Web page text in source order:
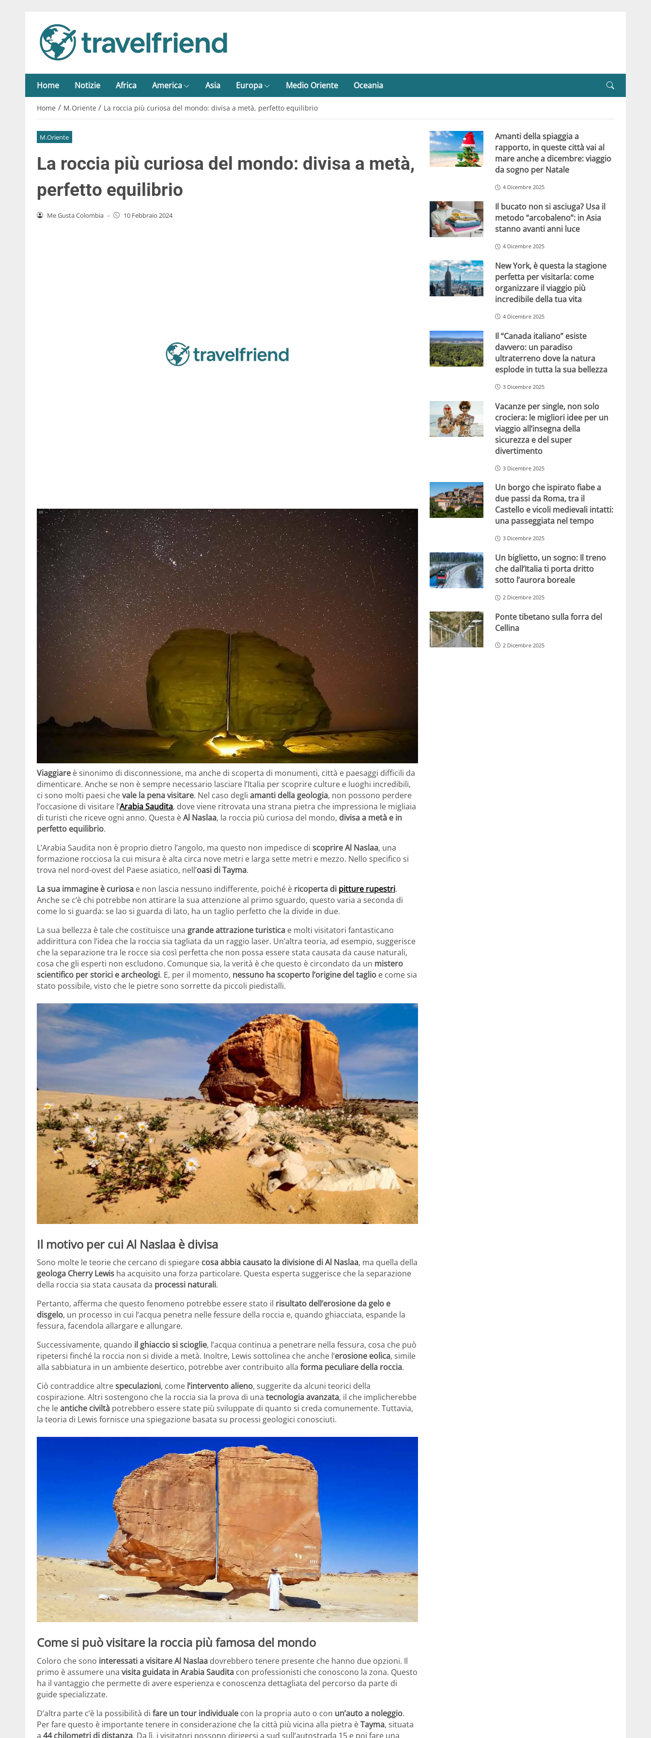
Home Notizie Africa America Asia Europa Medio Oriente Oceania
Home / M.Oriente / La roccia più curiosa del mondo: divisa a metà, perfetto equilibrio
M.Oriente
La roccia più curiosa del mondo: divisa a metà,
perfetto equilibrio
Me Gusta Colombia - 10 Febbraio 2024
Viaggiare è sinonimo di disconnessione, ma anche di scoperta di monumenti, città e paesaggi difficili da
dimenticare. Anche se non è sempre necessario lasciare l’Italia per scoprire culture e luoghi incredibili,
ci sono molti paesi chevale la pena visitare. Nel caso degli amanti della geologia, non possono perdere
l’occasione di visitare l’Arabia Saudita, dove viene ritrovata una strana pietra che impressiona le migliaia
di turisti che riceve ogni anno. Questa èAl Naslaa, la roccia più curiosa del mondo, divisa a metà e in
perfetto equilibrio.
L’Arabia Saudita non è proprio dietro l’angolo, ma questo non impedisce di scoprire Al Naslaa, una
formazione rocciosa la cui misura è alta circa nove metri e larga sette metri e mezzo. Nello specifico si
trova nel nord-ovest del Paese asiatico, nell’oasi di Tayma.
La sua immagine è curiosa e non lascia nessuno indifferente, poiché è ricoperta di pitture rupestri.
Anche se c’è chi potrebbe non attirare la sua attenzione al primo sguardo, questo varia a seconda di
come lo si guarda: se lao si guarda di lato, ha un taglio perfetto che la divide in due.
La sua bellezza è tale che costituisce una grande attrazione turistica e molti visitatori fantasticano
addirittura con l’idea che la roccia sia tagliata da un raggio laser. Un’altra teoria, ad esempio, suggerisce
che la separazione tra le rocce sia così perfetta che non possa essere stata causata da cause naturali,
cosa che gli esperti non escludono. Comunque sia, la verità è che questo è circondato da un mistero
scientifico per storici e archeologi. E, per il momento, nessuno ha scoperto l’origine del taglio e come sia
stato possibile, visto che le pietre sono sorrette da piccoli piedistalli.
Il motivo per cui Al Naslaa è divisa
Sono molte le teorie che cercano di spiegare cosa abbia causato la divisione di Al Naslaa, ma quella della
geologa Cherry Lewis ha acquisito una forza particolare. Questa esperta suggerisce che la separazione
della roccia sia stata causata da processi naturali.
Pertanto, afferma che questo fenomeno potrebbe essere stato il risultato dell’erosione da gelo e
disgelo, un processo in cui l’acqua penetra nelle fessure della roccia e, quando ghiacciata, espande la
fessura, facendola allargare e allungare.
Successivamente, quando il ghiaccio si scioglie, l’acqua continua a penetrare nella fessura, cosa che può
ripetersi finché la roccia non si divide a metà. Inoltre, Lewis sottolinea che anche l’erosione eolica, simile
alla sabbiatura in un ambiente desertico, potrebbe aver contribuito alla forma peculiare della roccia.
Ciò contraddice altrespeculazioni, come l’intervento alieno, suggerite da alcuni teorici della
cospirazione. Altri sostengono che la roccia sia la prova di una tecnologia avanzata, il che implicherebbe
che leantiche civiltà potrebbero essere state più sviluppate di quanto si creda comunemente. Tuttavia,
la teoria di Lewis fornisce una spiegazione basata su processi geologici conosciuti.
Come si può visitare la roccia più famosa del mondo
Coloro che sono interessati a visitare Al Naslaa dovrebbero tenere presente che hanno due opzioni. Il
primo è assumere una visita guidata in Arabia Saudita con professionisti che conoscono la zona. Questo
ha il vantaggio che permette di avere esperienza e conoscenza dettagliata del percorso da parte di
guide specializzate.
D’altra parte c’è la possibilità di fare un tour individuale con la propria auto o con un’auto a noleggio.
Per fare questo è importante tenere in considerazione che la città più vicina alla pietra èTayma, situata
a 44 chilometri di distanza. Da lì, i visitatori possono dirigersi a sud sull’autostrada 15 e poi fare una
Amanti della spiaggia a
rapporto, in queste città vai al
mare anche a dicembre: viaggio
da sogno per Natale
4 Dicembre 2025
Il bucato non si asciuga? Usa il
metodo “arcobaleno”: in Asia
stanno avanti anni luce
4 Dicembre 2025
New York, è questa la stagione
perfetta per visitarla: come
organizzare il viaggio più
incredibile della tua vita
4 Dicembre 2025
Il “Canada italiano” esiste
davvero: un paradiso
ultraterreno dove la natura
esplode in tutta la sua bellezza
3 Dicembre 2025
Vacanze per single, non solo
crociera: le migliori idee per un
viaggio all’insegna della
sicurezza e del super
divertimento
3 Dicembre 2025
Un borgo che ispirato fiabe a
due passi da Roma, tra il
Castello e vicoli medievali intatti:
una passeggiata nel tempo
3 Dicembre 2025
Un biglietto, un sogno: Il treno
che dall’Italia ti porta dritto
sotto l’aurora boreale
2 Dicembre 2025
Ponte tibetano sulla forra del
Cellina
2 Dicembre 2025